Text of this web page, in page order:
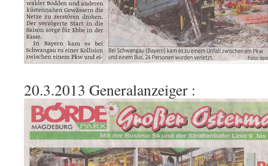
20.3.2013 Generalanzeiger :